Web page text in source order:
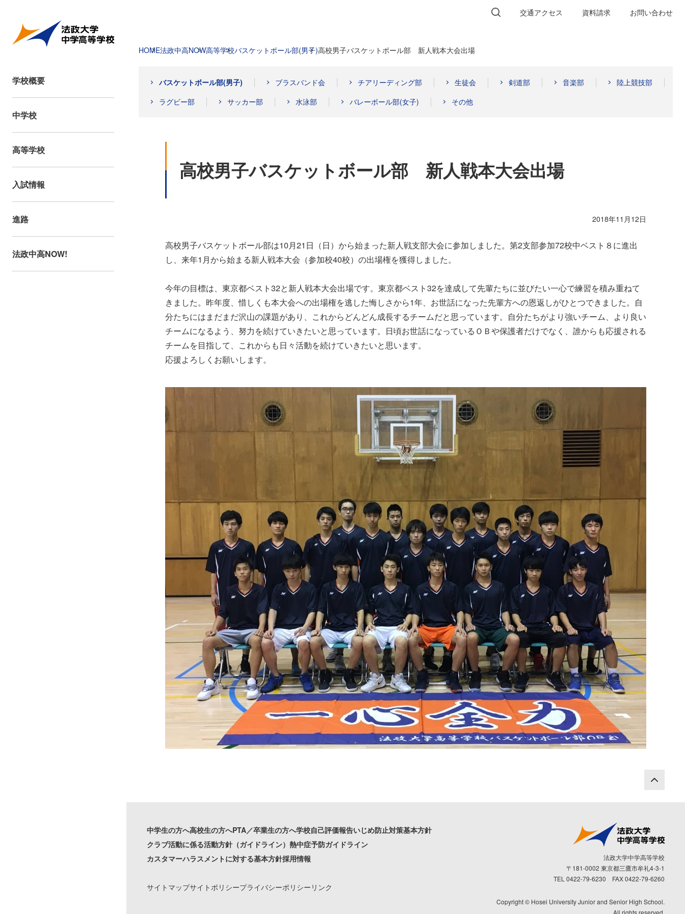
学校概要
中学校
高等学校
入試情報
進路
法政中高NOW!
交通アクセス 資料請求 お問い合わせ
HOME法政中高NOW高等学校バスケットボール部(男子)高校男子バスケットボール部 新人戦本大会出場
高校男子バスケットボール部 新人戦本大会出場
2018年11月12日
高校男子バスケットボール部は10月21日（日）から始まった新人戦支部大会に参加しました。第2支部参加72校中ベスト８に進出
し、来年1月から始まる新人戦本大会（参加校40校）の出場権を獲得しました。
今年の目標は、東京都ベスト32と新人戦本大会出場です。東京都ベスト32を達成して先輩たちに並びたい一心で練習を積み重ねて
きました。昨年度、惜しくも本大会への出場権を逃した悔しさから1年、お世話になった先輩方への恩返しがひとつできました。自
分たちにはまだまだ沢山の課題があり、これからどんどん成長するチームだと思っています。自分たちがより強いチーム、より良い
チームになるよう、努力を続けていきたいと思っています。日頃お世話になっているＯＢや保護者だけでなく、誰からも応援される
チームを目指して、これからも日々活動を続けていきたいと思います。
応援よろしくお願いします。
バスケットボール部(男子) ブラスバンド会 チアリーディング部 生徒会 剣道部 音楽部
陸上競技部
ラグビー部
サッカー部 水泳部 バレーボール部(女子) その他
中学生の方へ高校生の方へPTA／卒業生の方へ学校自己評価報告いじめ防止対策基本方針
クラブ活動に係る活動方針（ガイドライン） 熱中症予防ガイドライン
カスタマーハラスメントに対する基本方針採用情報
サイトマップサイトポリシープライバシーポリシー リンク
法政大学中学高等学校
〒181-0002 東京都三鷹市牟礼4-3-1
TEL 0422-79-6230 FAX 0422-79-6260
Copyright © Hosei University Junior and Senior High School.